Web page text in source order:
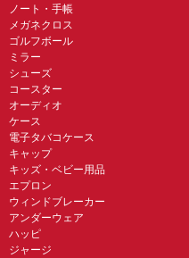
ノート・手帳
メガネクロス
ゴルフボール
ミラー
シューズ
コースター
オーディオ
ケース
電子タバコケース
キャップ
キッズ・ベビー用品
エプロン
ウィンドブレーカー
アンダーウェア
ハッピ
ジャージ